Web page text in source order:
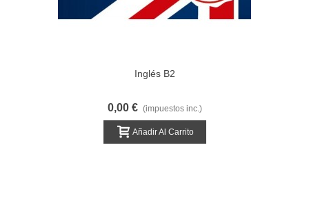
Inglés B2
0,00 € (impuestos inc.)
Añadir Al Carrito